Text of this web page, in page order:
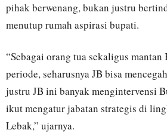
pihak berwenang, bukan justru
menutup rumah aspirasi bupati.
“Sebagai orang tua sekaligus
periode, seharusnya JB bisa
justru JB ini banyak mengintervensi
ikut mengatur jabatan strategis di
Lebak,” ujarnya.